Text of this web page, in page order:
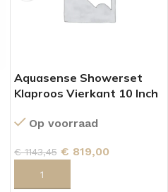
Aquasense Showerset
Klaproos Vierkant 10 Inch
Op voorraad
€1143,45 € 819,00